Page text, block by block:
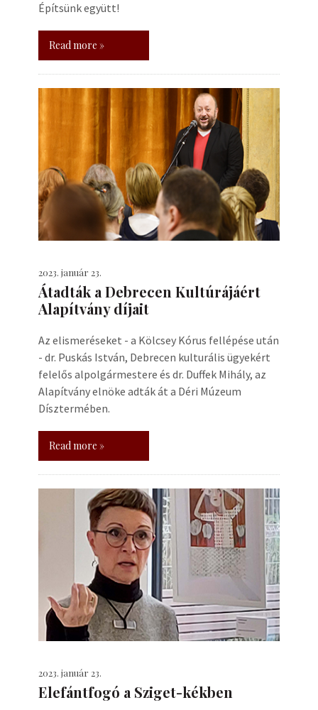
Építsünk együtt!
Read more »
2023. január 23.
Átadták a Debrecen Kultúrájáért
Alapítvány díjait
Az elismeréseket - a Kölcsey Kórus fellépése után
- dr. Puskás István, Debrecen kulturális ügyekért
felelős alpolgármestere és dr. Duffek Mihály, az
Alapítvány elnöke adták át a Déri Múzeum
Dísztermében.
Read more »
2023. január 23.
Elefántfogó a Sziget-kékben